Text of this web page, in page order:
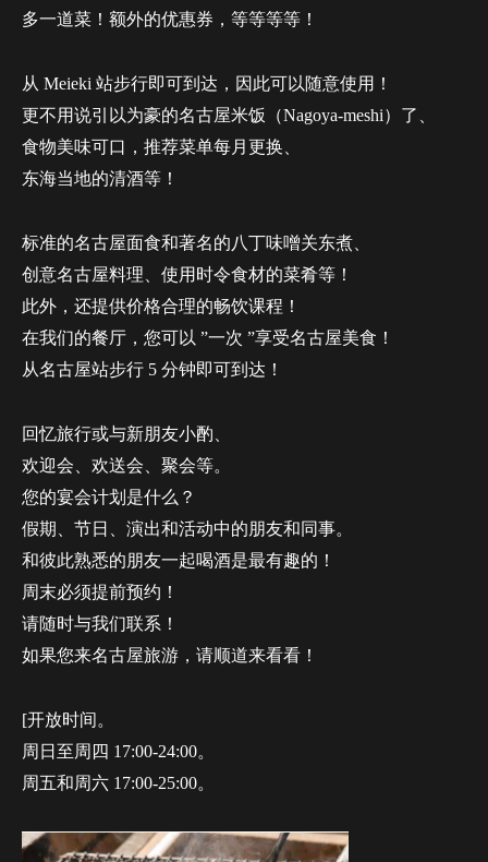
多一道菜！额外的优惠券，等等等等！
从 Meieki 站步行即可到达，因此可以随意使用！
更不用说引以为豪的名古屋米饭（Nagoya-meshi）了、
食物美味可口，推荐菜单每月更换、
东海当地的清酒等！
标准的名古屋面食和著名的八丁味噌关东煮、
创意名古屋料理、使用时令食材的菜肴等！
此外，还提供价格合理的畅饮课程！
在我们的餐厅，您可以 ”一次 ”享受名古屋美食！
从名古屋站步行 5 分钟即可到达！
回忆旅行或与新朋友小酌、
欢迎会、欢送会、聚会等。
您的宴会计划是什么？
假期、节日、演出和活动中的朋友和同事。
和彼此熟悉的朋友一起喝酒是最有趣的！
周末必须提前预约！
请随时与我们联系！
如果您来名古屋旅游，请顺道来看看！
[开放时间。
周日至周四 17:00-24:00。
周五和周六 17:00-25:00。